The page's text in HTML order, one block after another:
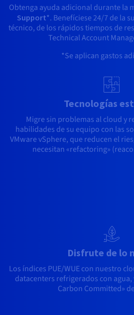
Obtenga ayuda adicional durante la
Support*. Benefíciese 24/7 de la
técnico, de los rápidos tiempos de
Technical Account
*Se aplican gastos
Tecnologías
Migre sin problemas al cloud y
habilidades de su equipo con las
VMware vSphere, que reducen el
necesitan «refactoring»
Disfrute de lo
Los índices PUE/WUE con nuestro
datacenters refrigerados con
Carbon Committed»